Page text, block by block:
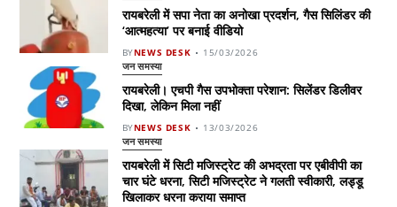
रायबरेली में सपा नेता का अनोखा प्रदर्शन, गैस सिलिंडर की
‘आत्महत्या’ पर बनाई वीडियो
BYNEWS DESK 15/03/2026
जन समस्या
रायबरेली। एचपी गैस उपभोक्ता परेशान: सिलेंडर डिलीवर
दिखा, लेकिन मिला नहीं
BYNEWS DESK 13/03/2026
जन समस्या
रायबरेली में सिटी मजिस्ट्रेट की अभद्रता पर एबीवीपी का
चार घंटे धरना, सिटी मजिस्ट्रेट ने गलती स्वीकारी, लड्डू
खिलाकर धरना कराया समाप्त